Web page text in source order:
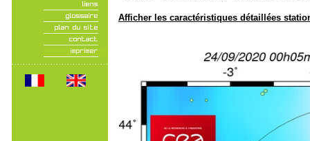
Afficher les caractéristiques détaillées